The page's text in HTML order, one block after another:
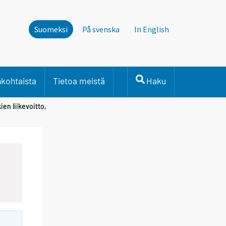
Suomeksi På svenska In English
Tietoa meistä Haku
liikevoitto,